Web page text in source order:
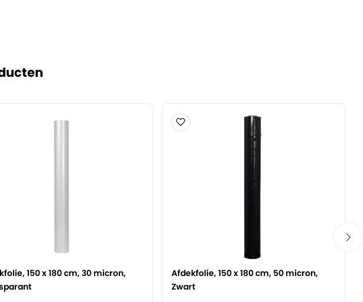
150 x 180 cm, 30 micron,
Afdekfolie, 150 x 180 cm, 50 micron,
Zwart